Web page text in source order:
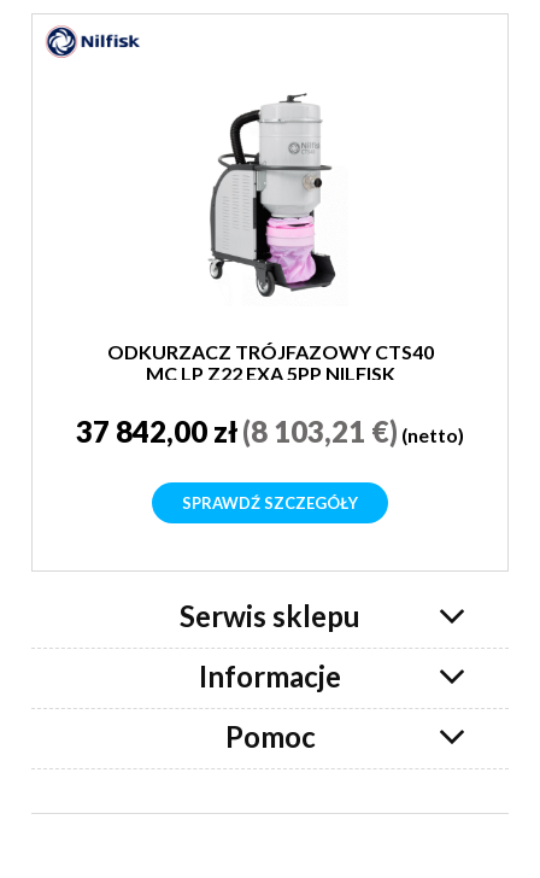
ODKURZACZ TRÓJFAZOWY CTS40
MC LP Z22 EXA 5PP NILFISK
37 842,00 zł(8 103,21 €) (netto)
SPRAWDŹ SZCZEGÓŁY
Serwis sklepu
Informacje
Pomoc